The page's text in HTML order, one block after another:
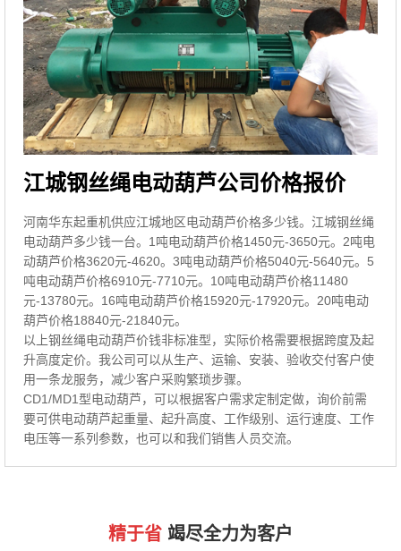
江城钢丝绳电动葫芦公司价格报价
河南华东起重机供应江城地区电动葫芦价格多少钱。江城钢丝绳
电动葫芦多少钱一台。1吨电动葫芦价格1450元-3650元。2吨电
动葫芦价格3620元-4620。3吨电动葫芦价格5040元-5640元。5
吨电动葫芦价格6910元-7710元。10吨电动葫芦价格11480
元-13780元。16吨电动葫芦价格15920元-17920元。20吨电动
葫芦价格18840元-21840元。
以上钢丝绳电动葫芦价钱非标准型，实际价格需要根据跨度及起
升高度定价。我公司可以从生产、运输、安装、验收交付客户使
用一条龙服务，减少客户采购繁琐步骤。
CD1/MD1型电动葫芦，可以根据客户需求定制定做，询价前需
要可供电动葫芦起重量、起升高度、工作级别、运行速度、工作
电压等一系列参数，也可以和我们销售人员交流。
精于省 竭尽全力为客户